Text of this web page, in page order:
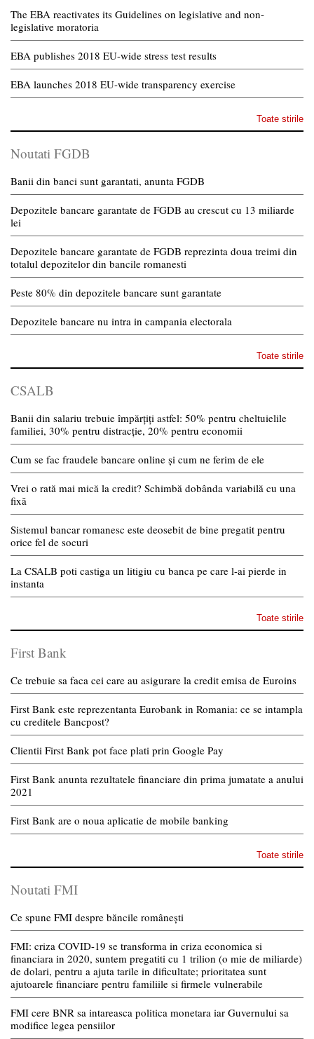
The EBA reactivates its Guidelines on legislative and non-
legislative moratoria
EBA publishes 2018 EU-wide stress test results
EBA launches 2018 EU-wide transparency exercise
Toate stirile
Noutati FGDB
Banii din banci sunt garantati, anunta FGDB
Depozitele bancare garantate de FGDB au crescut cu 13 miliarde
lei
Depozitele bancare garantate de FGDB reprezinta doua treimi din
totalul depozitelor din bancile romanesti
Peste 80% din depozitele bancare sunt garantate
Depozitele bancare nu intra in campania electorala
Toate stirile
CSALB
Banii din salariu trebuie împărțiți astfel: 50% pentru cheltuielile
familiei, 30% pentru distracție, 20% pentru economii
Cum se fac fraudele bancare online și cum ne ferim de ele
Vrei o rată mai mică la credit? Schimbă dobânda variabilă cu una
fixă
Sistemul bancar romanesc este deosebit de bine pregatit pentru
orice fel de socuri
La CSALB poti castiga un litigiu cu banca pe care l-ai pierde in
instanta
Toate stirile
First Bank
Ce trebuie sa faca cei care au asigurare la credit emisa de Euroins
First Bank este reprezentanta Eurobank in Romania: ce se intampla
cu creditele Bancpost?
Clientii First Bank pot face plati prin Google Pay
First Bank anunta rezultatele financiare din prima jumatate a anului
2021
First Bank are o noua aplicatie de mobile banking
Toate stirile
Noutati FMI
Ce spune FMI despre băncile românești
FMI: criza COVID-19 se transforma in criza economica si
financiara in 2020, suntem pregatiti cu 1 trilion (o mie de miliarde)
de dolari, pentru a ajuta tarile in dificultate; prioritatea sunt
ajutoarele financiare pentru familiile si firmele vulnerabile
FMI cere BNR sa intareasca politica monetara iar Guvernului sa
modifice legea pensiilor